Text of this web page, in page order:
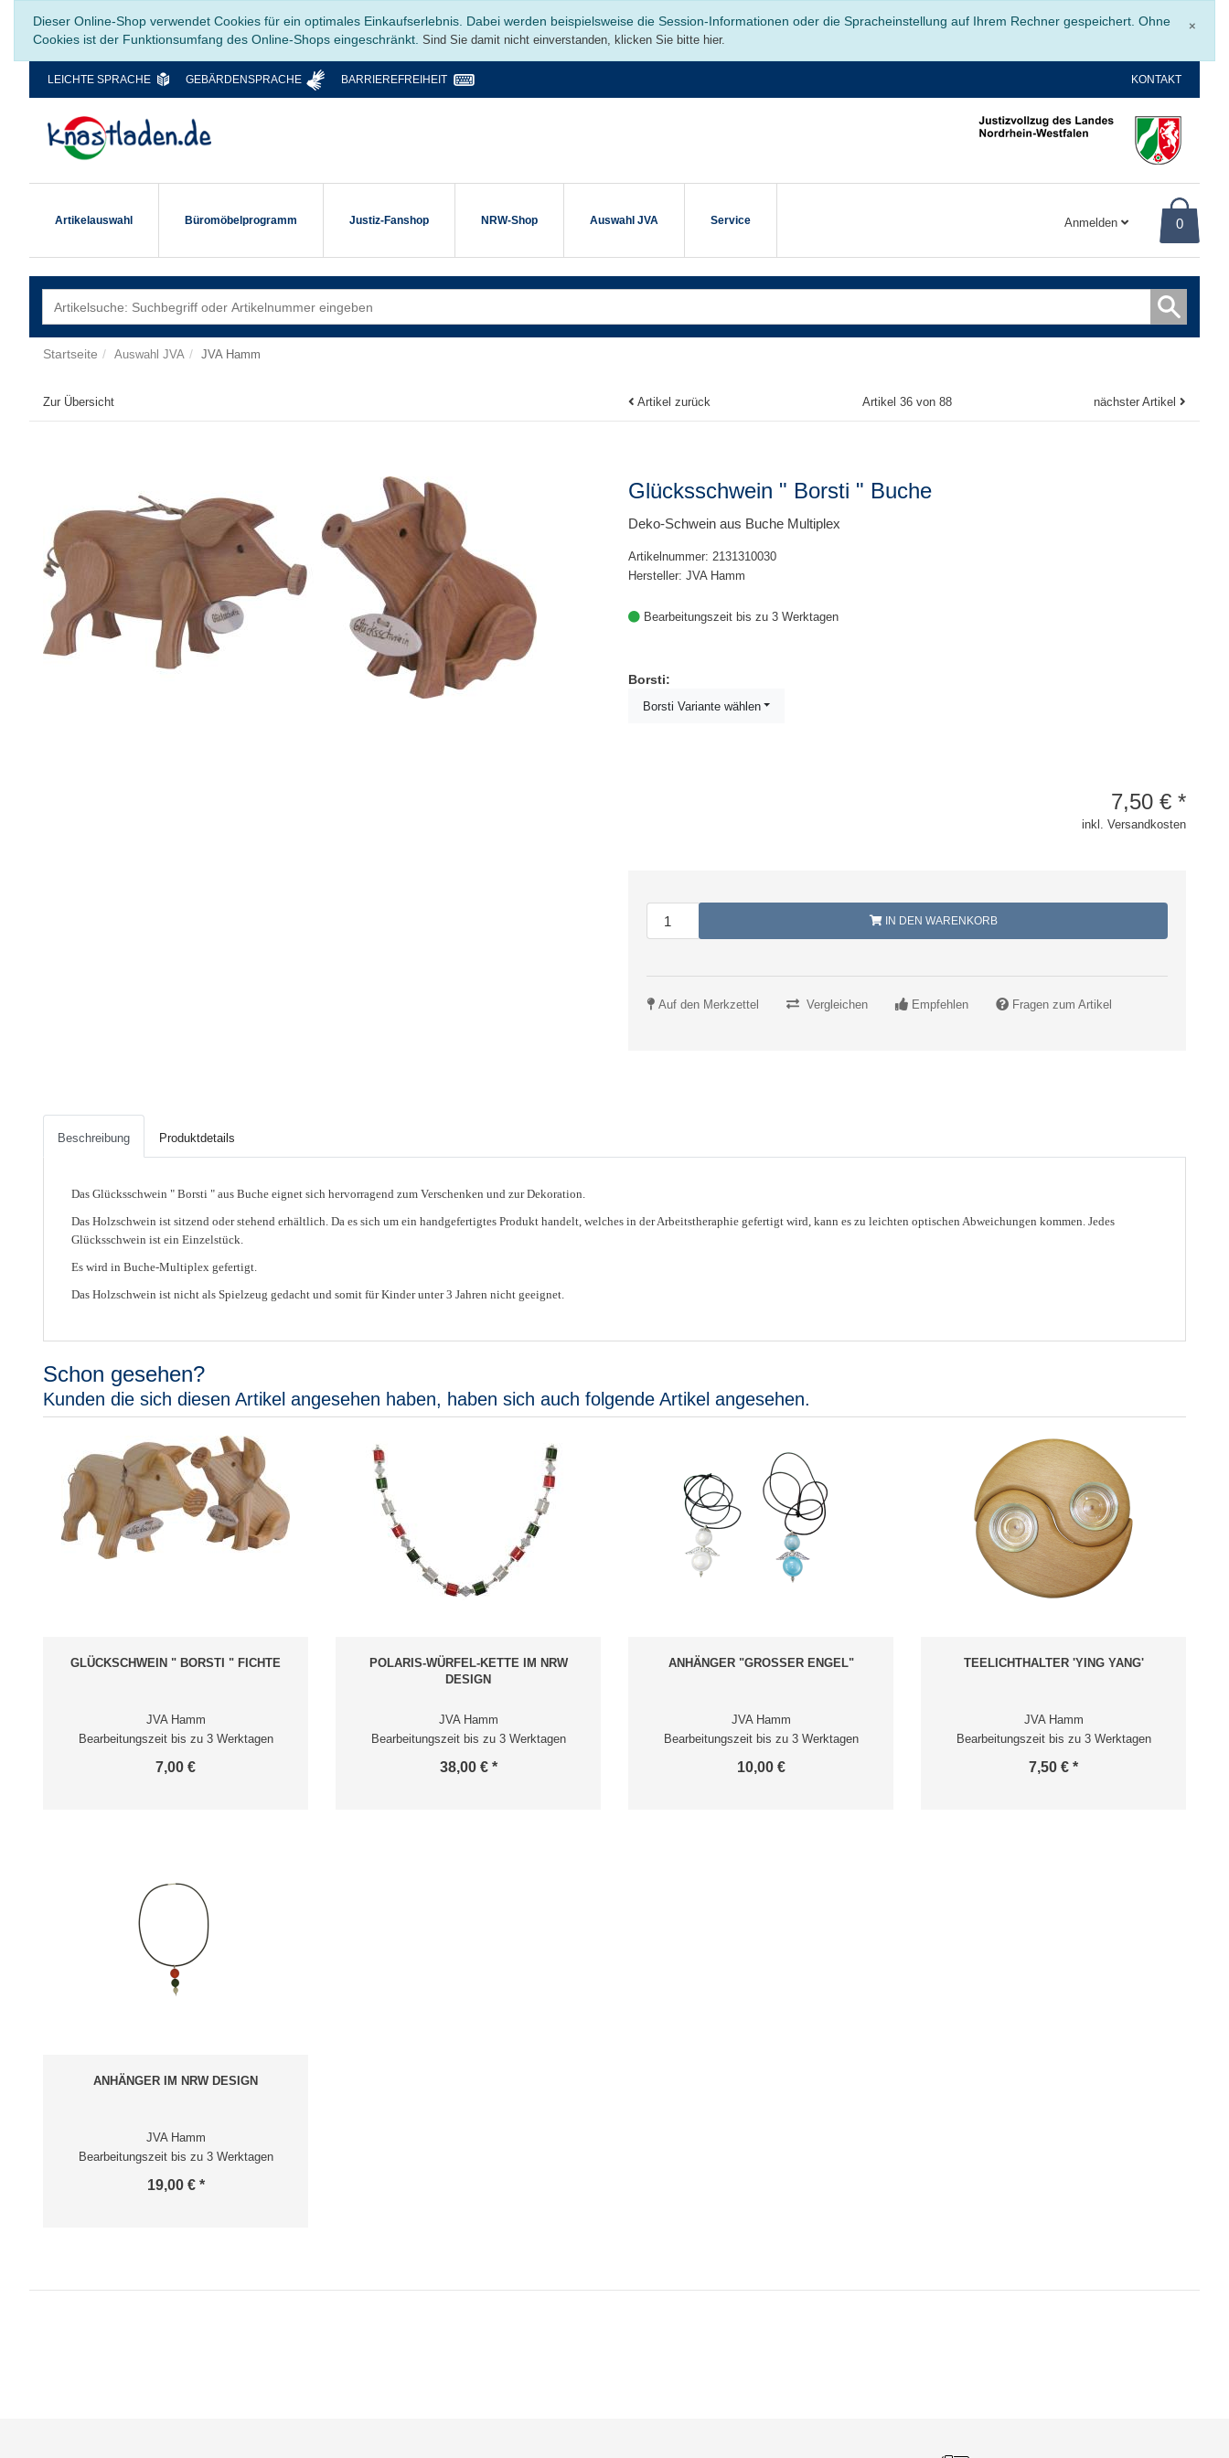
×
Dieser Online-Shop verwendet Cookies für ein optimales Einkaufserlebnis. Dabei werden beispielsweise die Session-Informationen oder die Spracheinstellung auf Ihrem Rechner gespeichert. Ohne
Cookies ist der Funktionsumfang des Online-Shops eingeschränkt. Sind Sie damit nicht einverstanden, klicken Sie bitte hier.
LEICHTE SPRACHE GEBÄRDENSPRACHE BARRIEREFREIHEIT KONTAKT
Artikelauswahl Büromöbelprogramm Justiz-Fanshop NRW-Shop Auswahl JVA Service Anmelden 0
Startseite Auswahl JVA JVA Hamm
Zur Übersicht Artikel zurück Artikel 36 von 88 nächster Artikel
Glücksschwein " Borsti " Buche
Deko-Schwein aus Buche Multiplex
Artikelnummer: 2131310030
Hersteller: JVA Hamm
Bearbeitungszeit bis zu 3 Werktagen
Borsti:
Borsti Variante wählen
7,50 € *
inkl. Versandkosten
IN DEN WARENKORB
Auf den Merkzettel Vergleichen Empfehlen Fragen zum Artikel
Beschreibung Produktdetails
Das Glücksschwein " Borsti " aus Buche eignet sich hervorragend zum Verschenken und zur Dekoration.
Das Holzschwein ist sitzend oder stehend erhältlich. Da es sich um ein handgefertigtes Produkt handelt, welches in der Arbeitstheraphie gefertigt wird, kann es zu leichten optischen Abweichungen kommen. Jedes
Glücksschwein ist ein Einzelstück.
Es wird in Buche-Multiplex gefertigt.
Das Holzschwein ist nicht als Spielzeug gedacht und somit für Kinder unter 3 Jahren nicht geeignet.
Schon gesehen?
Kunden die sich diesen Artikel angesehen haben, haben sich auch folgende Artikel angesehen.
GLÜCKSCHWEIN " BORSTI " FICHTE
JVA Hamm
Bearbeitungszeit bis zu 3 Werktagen
7,00 €
POLARIS-WÜRFEL-KETTE IM NRW
DESIGN
JVA Hamm
Bearbeitungszeit bis zu 3 Werktagen
38,00 € *
ANHÄNGER "GROSSER ENGEL"
JVA Hamm
Bearbeitungszeit bis zu 3 Werktagen
10,00 €
TEELICHTHALTER 'YING YANG'
JVA Hamm
Bearbeitungszeit bis zu 3 Werktagen
7,50 € *
ANHÄNGER IM NRW DESIGN
JVA Hamm
Bearbeitungszeit bis zu 3 Werktagen
19,00 € *